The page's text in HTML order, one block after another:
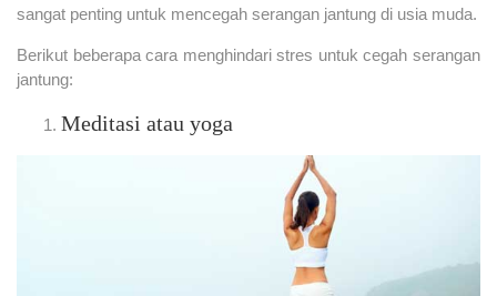
sangat penting untuk mencegah serangan jantung di usia muda.
Berikut beberapa cara menghindari stres untuk cegah serangan
jantung:
Meditasi atau yoga